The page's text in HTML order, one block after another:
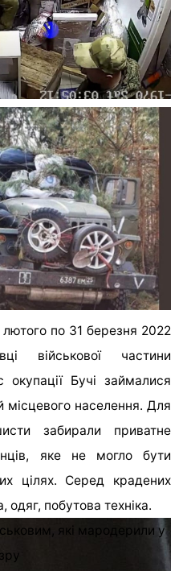
по 31 березня 2022
військової частини
окупації Бучі займалися
місцевого населення. Для
забирали приватне
яке не могло бути
цілях. Серед крадених
одяг, побутова техніка.
які мародерили у